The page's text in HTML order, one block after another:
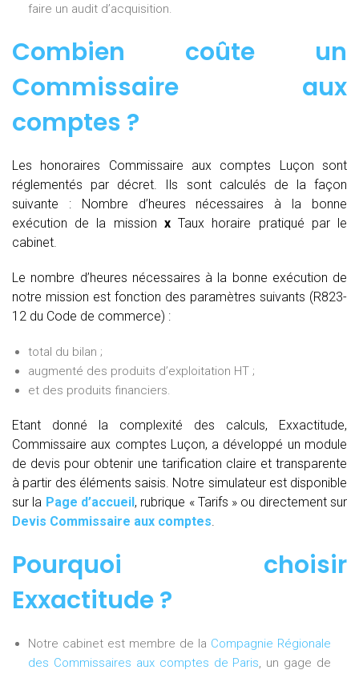
faire un audit d’acquisition.
Combien coûte un
Commissaire aux
comptes ?
Les honoraires Commissaire aux comptes Luçon sont
réglementés par décret. Ils sont calculés de la façon
suivante :
Nombre d’heures nécessaires à la bonne
exécution de la mission xTaux horaire pratiqué par le
cabinet.
Le nombre d’heures nécessaires à la bonne exécution de
notre mission est fonction des paramètres suivants (R823-
12 du Code de commerce) :
total du bilan ;
augmenté des produits d’exploitation HT ;
et des produits financiers.
Etant donné la complexité des calculs, Exxactitude,
Commissaire aux comptes Luçon, a développé un module
de devis pour obtenir une tarification claire et transparente
à partir des éléments saisis. Notre simulateur est disponible
sur la Page d’accueil, rubrique « Tarifs » ou directement sur
Devis Commissaire aux comptes.
Pourquoi choisir
Exxactitude ?
Notre cabinet est membre de la Compagnie Régionale
des Commissaires aux comptes de Paris, un gage de